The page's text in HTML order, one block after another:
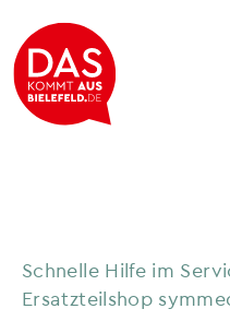
Schnelle Hilfe im
Ersatzteilshop